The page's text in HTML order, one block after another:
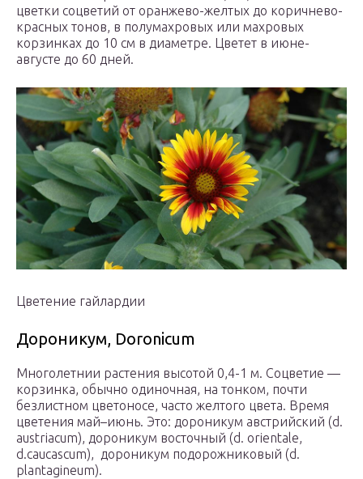
цветки соцветий от оранжево-желтых до коричнево-
красных тонов, в полумахровых или махровых
корзинках до 10 см в диаметре. Цветет в июне-
августе до 60 дней.
Цветение гайлардии
Дороникум, Doronicum
Многолетнии растения высотой 0,4-1 м. Соцветие —
корзинка, обычно одиночная, на тонком, почти
безлистном цветоносе, часто желтого цвета. Время
цветения май–июнь. Это: дороникум австрийский (d.
austriacum), дороникум восточный (d. orientale,
d.caucascum), дороникум подорожниковый (d.
plantagineum).